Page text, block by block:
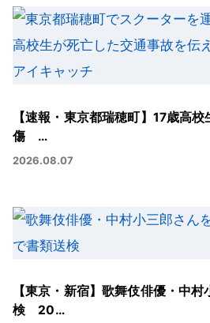
【速報・東京都瑞穂町】17歳高
傷 …
2026.08.07
【東京・新宿】歌舞伎俳優・中
検 20…